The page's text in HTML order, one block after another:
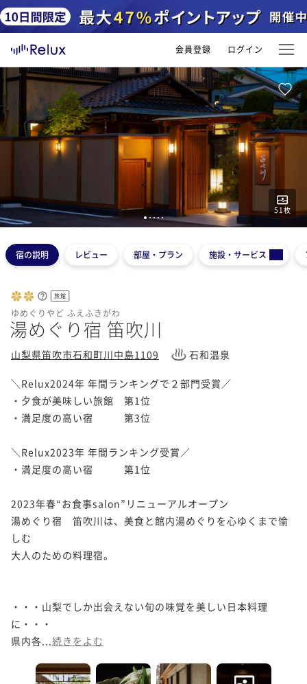
会員登録 ログイン
51 枚
12345
宿の説明 レビュー 部屋・プラン 施設・サービス
旅館
ゆめぐりやど ふえふきがわ
湯めぐり宿 笛吹川
山梨県笛吹市石和町川中島1109 石和温泉
＼Relux2024年 年間ランキングで２部門受賞／
・夕食が美味しい旅館　第1位
・満足度の高い宿　　　第3位
＼Relux2023年 年間ランキング受賞／
・満足度の高い宿　　　第1位
2023年春“お食事salon”リニューアルオープン
湯めぐり宿　笛吹川は、美食と館内湯めぐりを心ゆくまで愉
しむ
大人のための料理宿。
・・・山梨でしか出会えない旬の味覚を美しい日本料理
に・・・
県内各... 続きをよむ